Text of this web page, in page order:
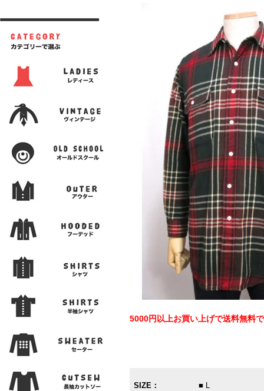
5000円以上お買い上げで送料無料
SIZE：
■ L